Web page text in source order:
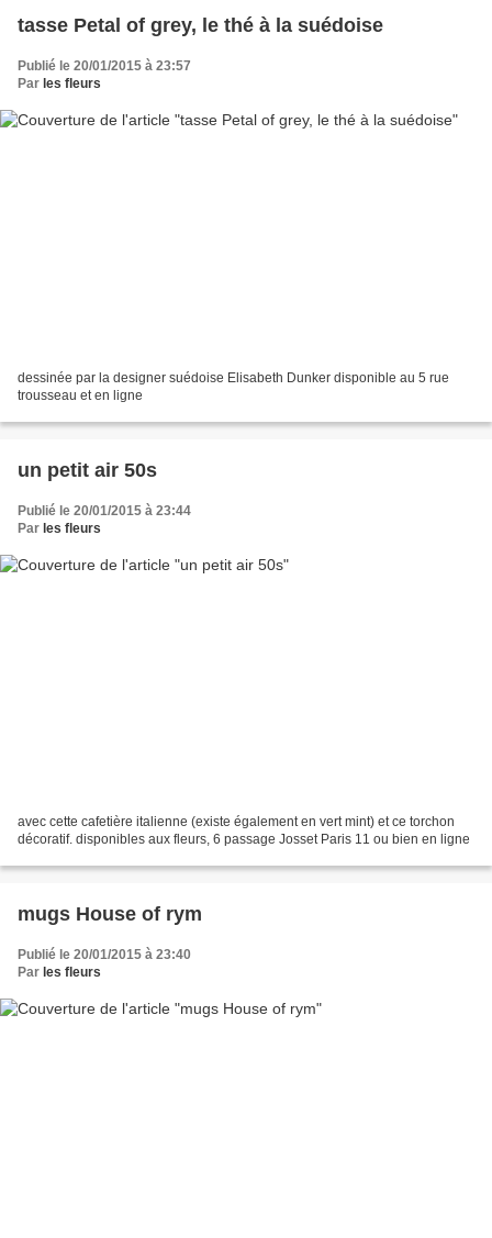
tasse Petal of grey, le thé à la suédoise
Publié le 20/01/2015 à 23:57
Par les fleurs
dessinée par la designer suédoise Elisabeth Dunker disponible au 5 rue
trousseau et en ligne
un petit air 50s
Publié le 20/01/2015 à 23:44
Par les fleurs
avec cette cafetière italienne (existe également en vert mint) et ce torchon
décoratif. disponibles aux fleurs, 6 passage Josset Paris 11 ou bien en ligne
mugs House of rym
Publié le 20/01/2015 à 23:40
Par les fleurs